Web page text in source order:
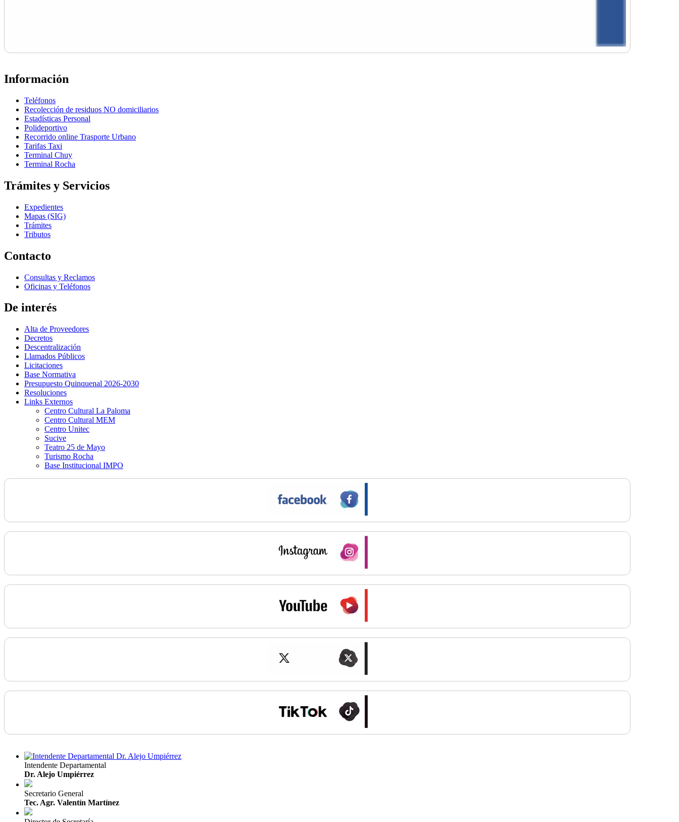
Información
Teléfonos
Recolección de residuos NO domiciliarios
Estadísticas Personal
Polideportivo
Recorrido online Trasporte Urbano
Tarifas Taxi
Terminal Chuy
Terminal Rocha
Trámites y Servicios
Expedientes
Mapas (SIG)
Trámites
Tributos
Contacto
Consultas y Reclamos
Oficinas y Teléfonos
De interés
Alta de Proveedores
Decretos
Descentralización
Llamados Públicos
Licitaciones
Base Normativa
Presupuesto Quinquenal 2026-2030
Resoluciones
Links Externos
Centro Cultural La Paloma
Centro Cultural MEM
Centro Unitec
Sucive
Teatro 25 de Mayo
Turismo Rocha
Base Institucional IMPO
Intendente Departamental
Dr. Alejo Umpiérrez
Secretario General
Tec. Agr. Valentín Martínez